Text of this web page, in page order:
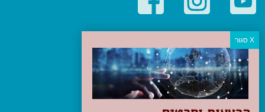
קטגוריות פופולריות
יעדים
טיולים בישראל
מלונות בוטיק בישראל
טיפים והמלצות